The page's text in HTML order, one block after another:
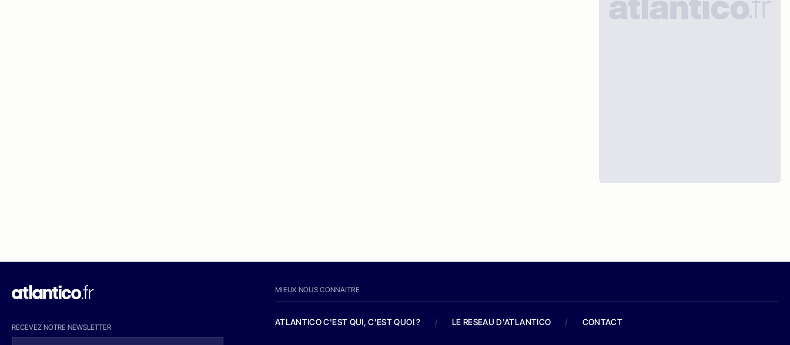
RECEVEZ NOTRE NEWSLETTER
MIEUX NOUS CONNAITRE
ATLANTICO C'EST QUI, C'EST QUOI ? / LE RESEAU D'ATLANTICO / CONTACT